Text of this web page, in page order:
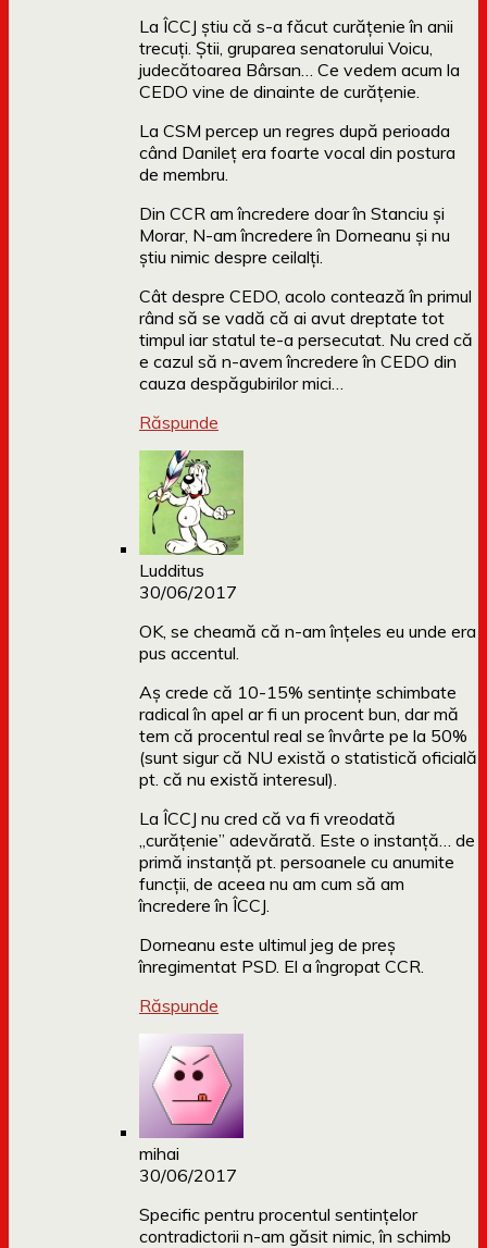
La ÎCCJ știu că s-a făcut curățenie în anii
trecuți. Știi, gruparea senatorului Voicu,
judecătoarea Bârsan… Ce vedem acum la
CEDO vine de dinainte de curățenie.
La CSM percep un regres după perioada
când Danileț era foarte vocal din postura
de membru.
Din CCR am încredere doar în Stanciu și
Morar, N-am încredere în Dorneanu și nu
știu nimic despre ceilalți.
Cât despre CEDO, acolo contează în primul
rând să se vadă că ai avut dreptate tot
timpul iar statul te-a persecutat. Nu cred că
e cazul să n-avem încredere în CEDO din
cauza despăgubirilor mici…
Răspunde
Ludditus
30/06/2017
OK, se cheamă că n-am înțeles eu unde era
pus accentul.
Aș crede că 10-15% sentințe schimbate
radical în apel ar fi un procent bun, dar mă
tem că procentul real se învârte pe la 50%
(sunt sigur că NU există o statistică oficială
pt. că nu există interesul).
La ÎCCJ nu cred că va fi vreodată
„curățenie” adevărată. Este o instanță… de
primă instanță pt. persoanele cu anumite
funcții, de aceea nu am cum să am
încredere în ÎCCJ.
Dorneanu este ultimul jeg de preș
înregimentat PSD. El a îngropat CCR.
Răspunde
mihai
30/06/2017
Specific pentru procentul sentințelor
contradictorii n-am găsit nimic, în schimb